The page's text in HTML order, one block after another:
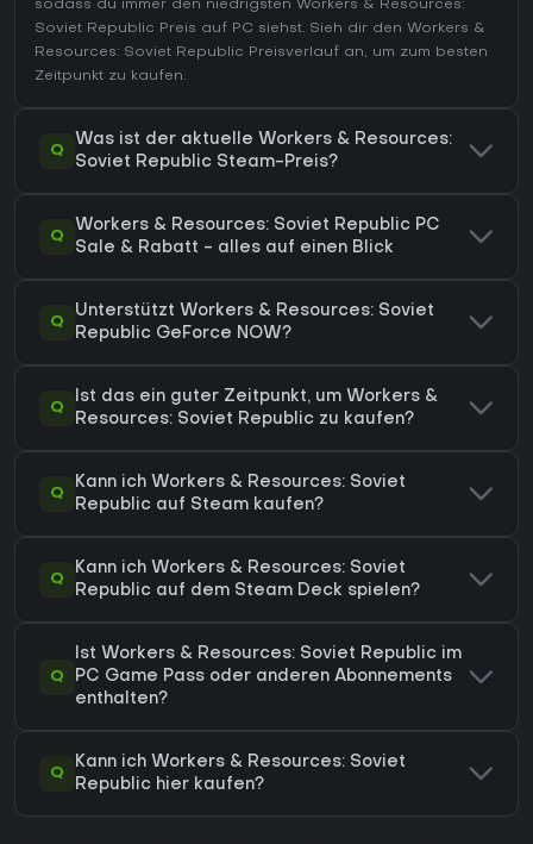
sodass du immer den niedrigsten Workers & Resources:
Soviet Republic Preis auf PC siehst. Sieh dir den Workers &
Resources: Soviet Republic Preisverlauf an, um zum besten
Zeitpunkt zu kaufen.
Q
Was ist der aktuelle Workers & Resources:
Soviet Republic Steam-Preis?
Q
Workers & Resources: Soviet Republic PC
Sale & Rabatt - alles auf einen Blick
Q
Unterstützt Workers & Resources: Soviet
Republic GeForce NOW?
Q
Ist das ein guter Zeitpunkt, um Workers &
Resources: Soviet Republic zu kaufen?
Q
Kann ich Workers & Resources: Soviet
Republic auf Steam kaufen?
Q
Kann ich Workers & Resources: Soviet
Republic auf dem Steam Deck spielen?
Q
Ist Workers & Resources: Soviet Republic im
PC Game Pass oder anderen Abonnements
enthalten?
Q
Kann ich Workers & Resources: Soviet
Republic hier kaufen?